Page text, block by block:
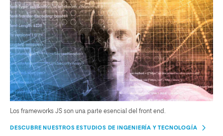
Los frameworks JS son una parte esencial del front end.
DESCUBRE NUESTROS ESTUDIOS DE INGENIERÍA Y TECNOLOGÍA